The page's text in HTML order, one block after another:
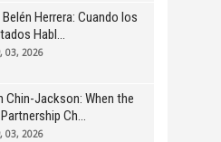
Herrera: Cuando los
Habl
03, 2026
Chin-Jackson: When the
Ch
03, 2026